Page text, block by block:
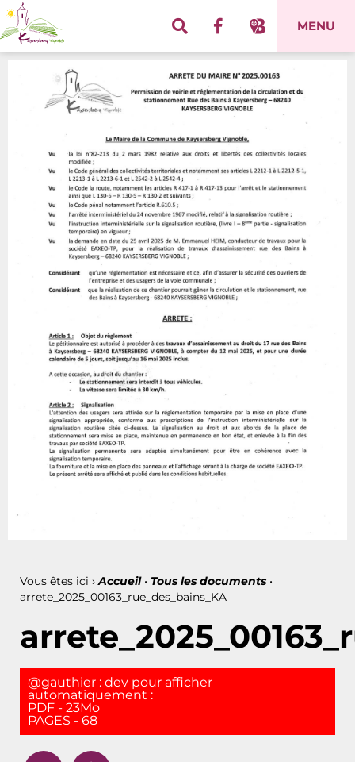
MENU
Vous êtes ici › Accueil• Tous les documents •
arrete_2025_00163_rue_des_bains_KA
@gauthier : dev pour afficher
automatiquement :
PDF - 23Mo
PAGES - 68
Panneau de gestion des cookies